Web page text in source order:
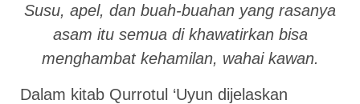
Susu, apel, dan buah-buahan yang rasanya
asam itu semua di khawatirkan bisa
menghambat kehamilan, wahai kawan.
Dalam kitab Qurrotul ‘Uyun dijelaskan